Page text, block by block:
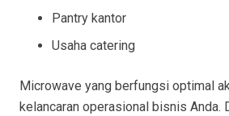
Pantry kantor
Usaha catering
Microwave yang berfungsi optimal
kelancaran operasional bisnis Anda.